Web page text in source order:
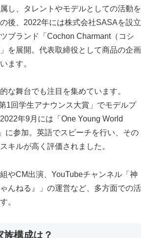
し、タレントやモデルとしての活動を
後、2022年には株式会社SASAを設立
ブランド「Cochon Charmant（コシ
を展開。代表取締役として商品の企画
ます。
な舞台でも注目を集めています。
1回学生アナウンス大賞」でモデルプ
年9月には「One Young World
に参加。英語でスピーチを行い、その
キルが高く評価されました。
やCM出演、YouTubeチャンネル「神
んねる』」の運営など、多方面での活
。
構成は？